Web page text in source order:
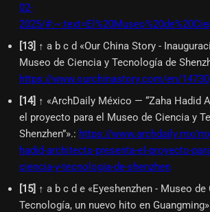
02-
2025/
[13] ↑ a b c d «Our China Story -
Museo de Ciencia y Tecnología de
https://www.ourchinastory.com/en/14730
[14] ↑ «ArchDaily México — “Zaha Hadid
el proyecto para el Museo de Ciencia y
Shenzhen”».: https://www.archdaily.mx/
hadid-architects-presenta-el-proyecto-
ciencia-y-tecnologia-de-shenzhen
[15] ↑ a b c d e «Eyeshenzhen - Museo de
Tecnología, un nuevo hito en